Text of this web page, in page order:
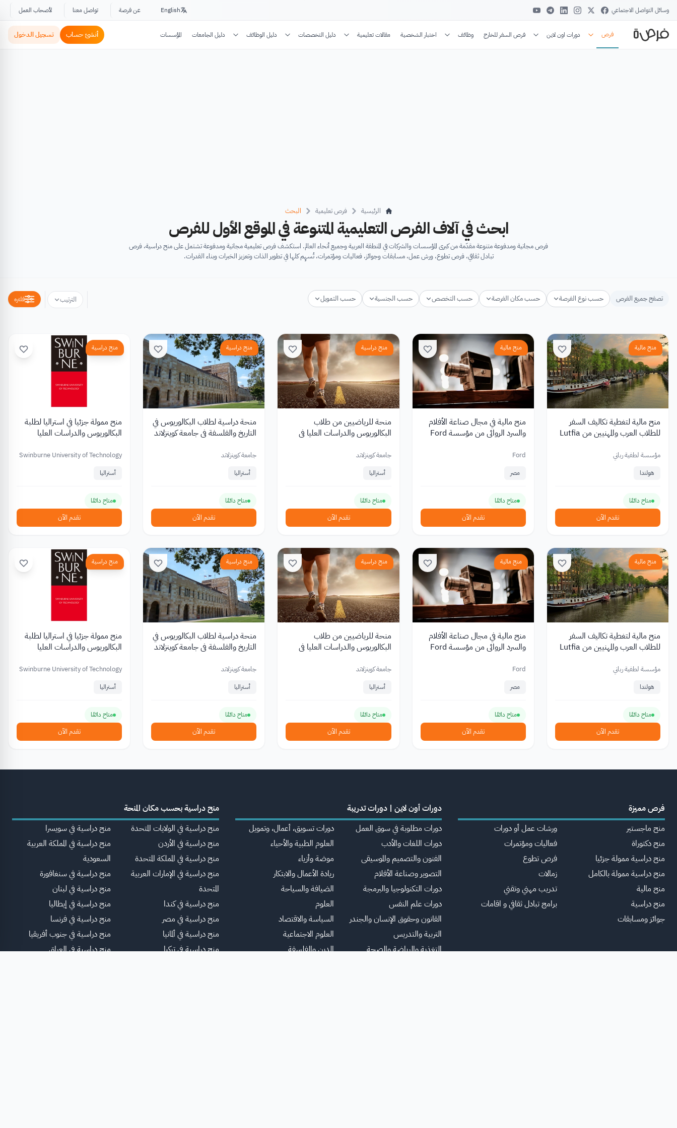
وسائل التواصل الاجتماعي English عن فرصة تواصل معنا لأصحاب العمل
فرص دورات اون لاين فرص السفر للخارج وظائف اختبار الشخصية مقالات تعليمية دليل التخصصات دليل الوظائف دليل الجامعات المؤسسات أنشئ حساب تسجيل الدخول
الرئيسية فرص تعليمية البحث
ابحث في آلاف الفرص التعليمية المتنوعة في الموقع الأول للفرص
فرص مجانية ومدفوعة متنوعة مقدّمة من كبرى المؤسسات والشركات في المنطقة العربية وجميع أنحاء العالم. استكشف فرص تعليمية مجانية ومدفوعة تشتمل على منح دراسية، فرص
تبادل ثقافي، فرص تطوع، ورش عمل، مسابقات وجوائز، فعاليات ومؤتمرات، تُسهِم كلها في تطوير الذات وتعزيز الخبرات وبناء القدرات.
تصفح جميع الفرص حسب نوع الفرصة حسب مكان الفرصة حسب التخصص حسب الجنسية حسب التمويل الترتيب فلتره
منح مالية
منح مالية لتغطية تكاليف السفر
للطلاب العرب والمهنيين من Lutfia
مؤسسة لطفية رباني
هولندا
متاح دائمًا
تقدم الآن
منح مالية
منح مالية في مجال صناعة الأفلام
والسرد الروائي من مؤسسة Ford
Ford
مصر
متاح دائمًا
تقدم الآن
منح دراسية
منحة للرياضيين من طلاب
البكالوريوس والدراسات العليا في
جامعة كوينزلاند
أستراليا
متاح دائمًا
تقدم الآن
منح دراسية
منحة دراسية لطلاب البكالوريوس في
التاريخ والفلسفة في جامعة كوينزلاند
جامعة كوينزلاند
أستراليا
متاح دائمًا
تقدم الآن
منح دراسية
منح ممولة جزئيا في استراليا لطلبة
البكالوريوس والدراسات العليا
Swinburne University of Technology
أستراليا
متاح دائمًا
تقدم الآن
منح مالية
منح مالية لتغطية تكاليف السفر
للطلاب العرب والمهنيين من Lutfia
مؤسسة لطفية رباني
هولندا
متاح دائمًا
تقدم الآن
منح مالية
منح مالية في مجال صناعة الأفلام
والسرد الروائي من مؤسسة Ford
Ford
مصر
متاح دائمًا
تقدم الآن
منح دراسية
منحة للرياضيين من طلاب
البكالوريوس والدراسات العليا في
جامعة كوينزلاند
أستراليا
متاح دائمًا
تقدم الآن
منح دراسية
منحة دراسية لطلاب البكالوريوس في
التاريخ والفلسفة في جامعة كوينزلاند
جامعة كوينزلاند
أستراليا
متاح دائمًا
تقدم الآن
منح دراسية
منح ممولة جزئيا في استراليا لطلبة
البكالوريوس والدراسات العليا
Swinburne University of Technology
أستراليا
متاح دائمًا
تقدم الآن
فرص مميزة
منح ماجستير
منح دكتوراة
منح دراسية ممولة جزئيا
منح دراسية ممولة بالكامل
منح مالية
منح دراسية
جوائز ومسابقات
ورشات عمل أو دورات
فعاليات ومؤتمرات
فرص تطوع
زمالات
تدريب مهني وتقني
برامج تبادل ثقافي و اقامات
دورات أون لاين | دورات تدريبة
دورات مطلوبة في سوق العمل
دورات اللغات والأدب
الفنون والتصميم والموسيقى
التصوير وصناعة الأفلام
دورات التكنولوجيا والبرمجة
دورات علم النفس
القانون وحقوق الإنسان والجندر
التربية والتدريس
التغذية والرياضة والصحة
دورات تسويق، أعمال، وتمويل
العلوم الطبية والأحياء
موضة وأزياء
ريادة الأعمال والابتكار
الضيافة والسياحة
العلوم
السياسة والاقتصاد
العلوم الاجتماعية
الدين والفلسفة
منح دراسية بحسب مكان المنحة
منح دراسية في الولايات المتحدة
منح دراسية في الأردن
منح دراسية في المملكة المتحدة
منح دراسية في الإمارات العربية
المتحدة
منح دراسية في كندا
منح دراسية في مصر
منح دراسية في ألمانيا
منح دراسية في تركيا
منح دراسية في سويسرا
منح دراسية في المملكة العربية
السعودية
منح دراسية في سنغافورة
منح دراسية في لبنان
منح دراسية في إيطاليا
منح دراسية في فرنسا
منح دراسية في جنوب أفريقيا
منح دراسية في العراق